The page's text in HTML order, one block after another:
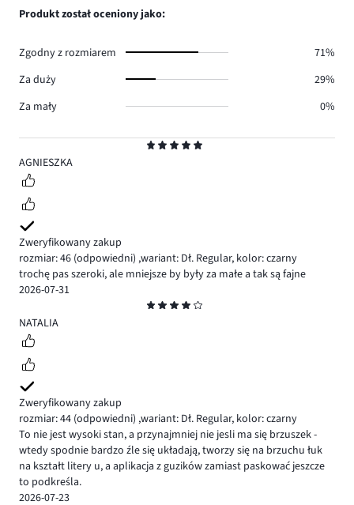
5
AGNIESZKA
Zweryfikowany zakup
rozmiar: 46 (odpowiedni) ,wariant: Dł. Regular, kolor: czarny
trochę pas szeroki, ale mniejsze by były za małe a tak są fajne
2026-07-31
4
NATALIA
Zweryfikowany zakup
rozmiar: 44 (odpowiedni) ,wariant: Dł. Regular, kolor: czarny
To nie jest wysoki stan, a przynajmniej nie jesli ma się brzuszek -
wtedy spodnie bardzo źle się układają, tworzy się na brzuchu łuk
na kształt litery u, a aplikacja z guzików zamiast paskować jeszcze
to podkreśla.
2026-07-23
Produkt został oceniony jako:
Zgodny z rozmiarem
71%
Za duży
29%
Za mały
0%